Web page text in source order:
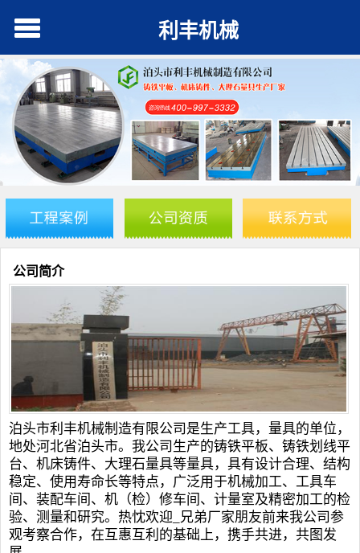
利丰机械
公司简介
泊头市利丰机械制造有限公司是生产工具，量具的单位，
地处河北省泊头市。我公司生产的铸铁平板、 铸铁划线平
台、 机床铸件、 大理石量具等量具，具有设计合理、结构
稳定、使用寿命长等特点，广泛用于机械加工、工具车
间、装配车间、机（检）修车间、计量室及精密加工的检
验、测量和研究。热忱欢迎_兄弟厂家朋友前来我公司参
观考察合作，在互惠互利的基础上，携手共进，共图发